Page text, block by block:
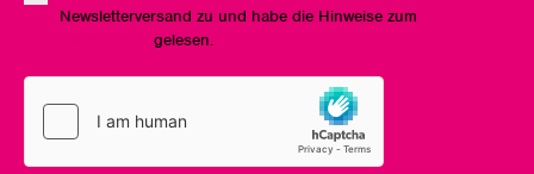
Newsletterversand zu und habe die Hinweise zum
gelesen.